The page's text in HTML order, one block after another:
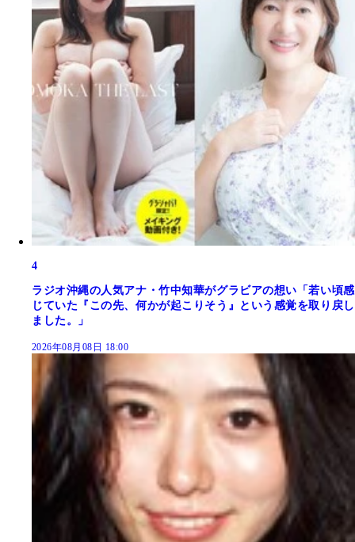
4
ラジオ沖縄の人気アナ・竹中知華がグラビアの想い「若い頃感
じていた『この先、何かが起こりそう』という感覚を取り戻し
ました。」
2026年08月08日 18:00